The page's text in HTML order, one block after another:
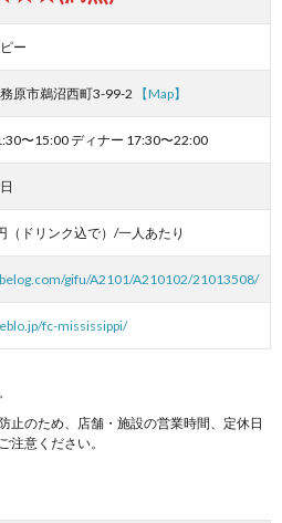
ー
原市鵜沼西町3-99-2 【Map】
〜15:00 ディナー 17:30〜22:00
（ドリンク込で）/一人あたり
gifu/A2101/A210102/21013508/
fc-mississippi/
止のため、店舗・施設の営業時間、定休日
注意ください。